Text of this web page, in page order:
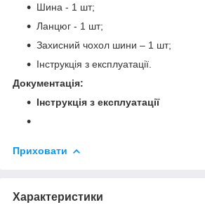
Шина - 1 шт;
Ланцюг - 1 шт;
Захисний чохол шини – 1 шт;
Інструкція з експлуатації.
Документація:
Інструкція з експлуатації
Приховати
Характеристики